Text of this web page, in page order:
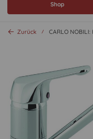
Shop
Zurück CARLO